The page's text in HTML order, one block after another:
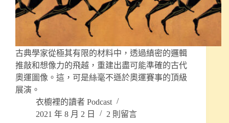
古典學家從極其有限的材料中，透過縝密的邏輯
推敲和想像力的飛越，重建出盡可能準確的古代
奧運圖像。這，可是絲毫不遜於奧運賽事的頂級
展演。
衣櫥裡的讀者 Podcast
2021 年 8 月 2 日
2 則留言